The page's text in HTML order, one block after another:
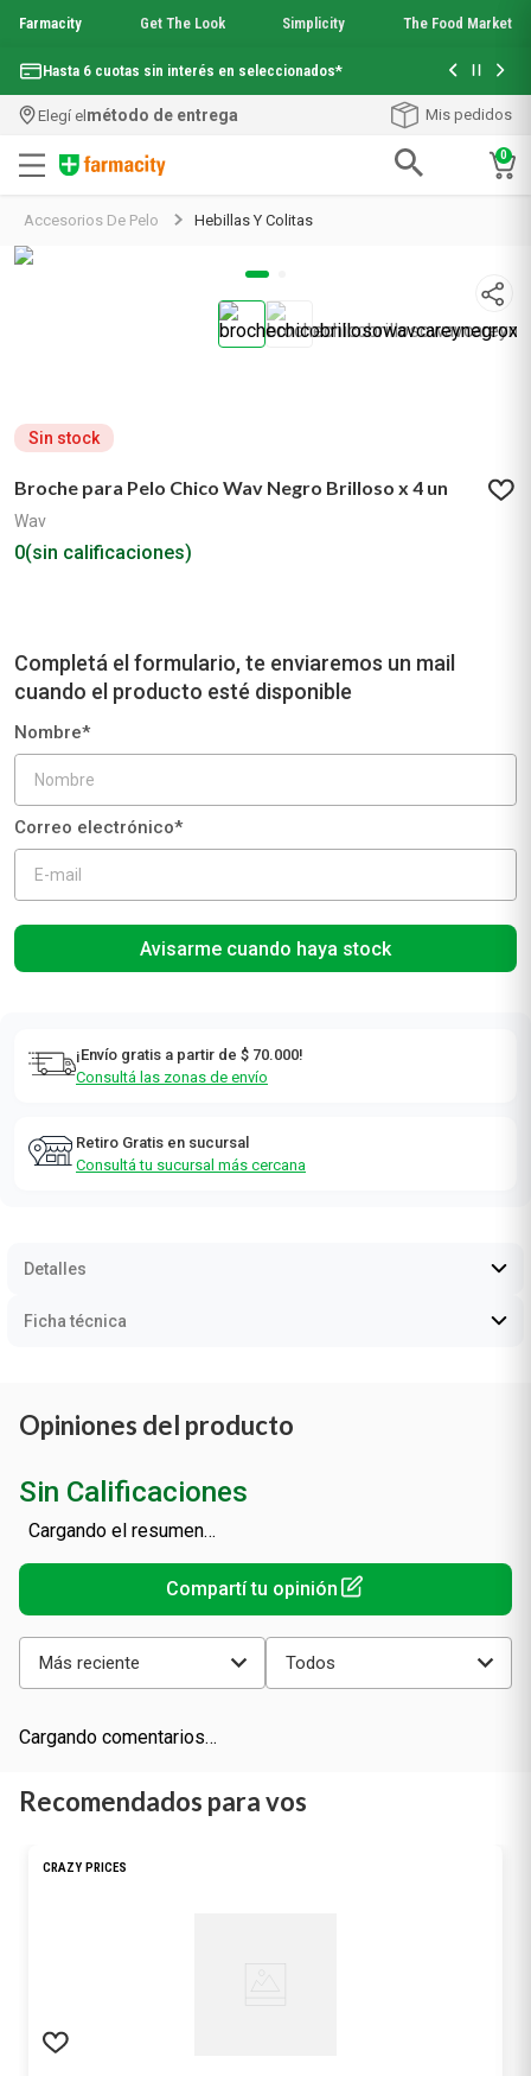
Farmacity Get The Look Simplicity The Food Market
Hasta 6 cuotas sin interés en seleccionados*
Con tu
¡Envío
Elegí elmétodo de entrega Mis pedidos
0
Accesorios De Pelo Hebillas Y Colitas
Sin stock
Broche para Pelo Chico Wav Negro Brilloso x 4 un
Wav
0(sin calificaciones)
Avisarme cuando haya stock
¡Envío gratis a partir de $ 70.000!
Consultá las zonas de envío
Retiro Gratis en sucursal
Consultá tu sucursal más cercana
Detalles
Ficha técnica
Opiniones del producto
Sin Calificaciones
Cargando el resumen…
Más reciente Todos
Cargando comentarios…
Recomendados para vos
CRAZY PRICES
2.
.get the look
10.serum elvive